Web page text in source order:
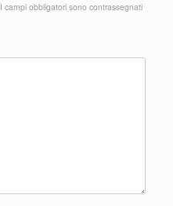
I campi obbligatori sono contrassegnati